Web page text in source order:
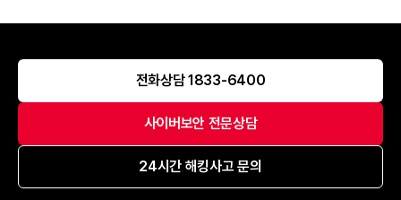
전화상담 1833-6400
사이버보안 전문상담
24시간 해킹사고 문의